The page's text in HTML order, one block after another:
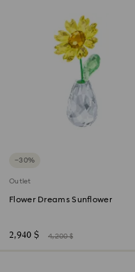
−30%
Outlet
Flower Dreams Sunflower
2,940 $ 4,200 $